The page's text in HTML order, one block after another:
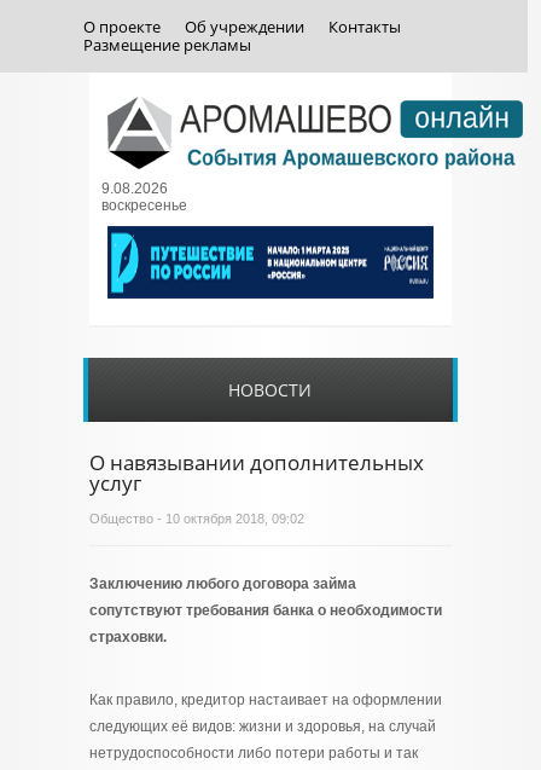
О проекте Об учреждении
Контакты
Размещение рекламы
9.08.2026
воскресенье
НОВОСТИ
О навязывании дополнительных
услуг
Общество - 10 октября 2018, 09:02
Заключению любого договора займа
сопутствуют требования банка о необходимости
страховки.
Как правило, кредитор настаивает на оформлении
следующих её видов: жизни и здоровья, на случай
нетрудоспособности либо потери работы и так